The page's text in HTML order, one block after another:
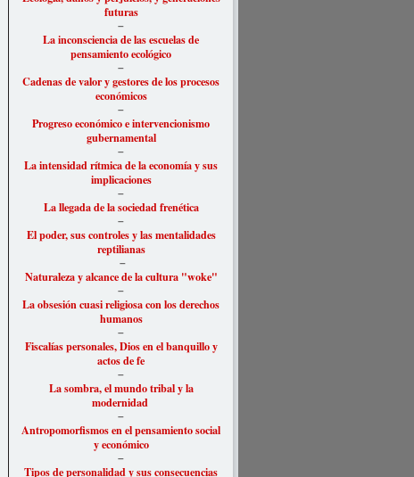
futuras
–
La inconsciencia de las escuelas de
pensamiento ecológico
–
Cadenas de valor y gestores de los procesos
económicos
–
Progreso económico e intervencionismo
gubernamental
–
La intensidad rítmica de la economía y sus
implicaciones
–
La llegada de la sociedad frenética
–
El poder, sus controles y las mentalidades
reptilianas
–
Naturaleza y alcance de la cultura "woke"
–
La obsesión cuasi religiosa con los derechos
humanos
–
Fiscalías personales, Dios en el banquillo y
actos de fe
–
La sombra, el mundo tribal y la
modernidad
–
Antropomorfismos en el pensamiento social
y económico
–
Tipos de personalidad y sus consecuencias